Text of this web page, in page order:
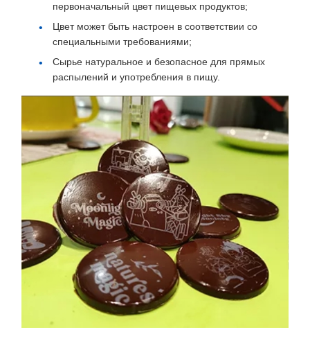
первоначальный цвет пищевых продуктов;
Цвет может быть настроен в соответствии со
специальными требованиями;
Сырье натуральное и безопасное для прямых
распылений и употребления в пищу.